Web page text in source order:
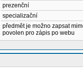
prezenční
specializační
předmět je možno zapsat
povolen pro zápis po webu